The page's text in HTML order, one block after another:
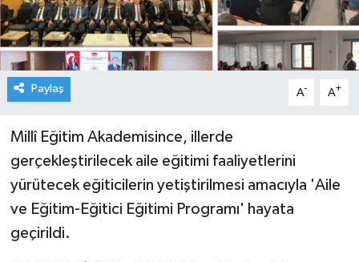
Paylaş A- A+
Millî Eğitim Akademisince, illerde
gerçekleştirilecek aile eğitimi faaliyetlerini
yürütecek eğiticilerin yetiştirilmesi amacıyla 'Aile
ve Eğitim-Eğitici Eğitimi Programı' hayata
geçirildi.